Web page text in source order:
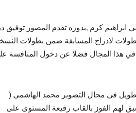
ابراهيم كرم ,بدوره تقدم المصور توفيق
لادراج المسابقة ضمن بطولات
في هذا المجال فضلا عن دخول المنافسة
في مجال التصوير محمد الهاشمي (
لهم الفوز بالقاب رفيعة المستوى على